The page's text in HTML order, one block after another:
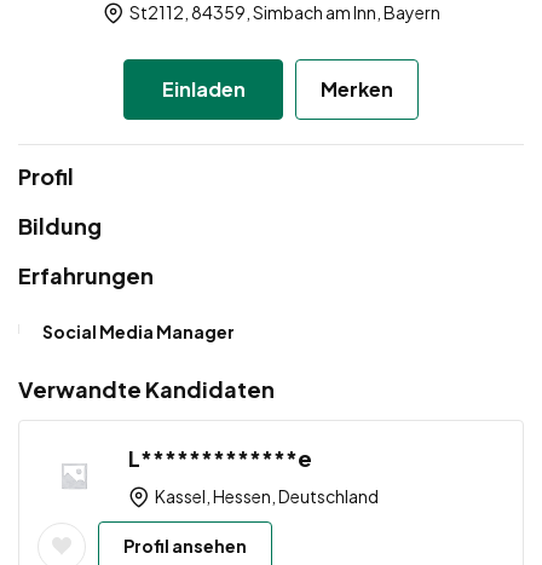
St2112, 84359, Simbach am Inn, Bayern
Einladen Merken
Profil
Bildung
Erfahrungen
Social Media Manager
Verwandte Kandidaten
L*************e
Kassel, Hessen, Deutschland
Profil ansehen